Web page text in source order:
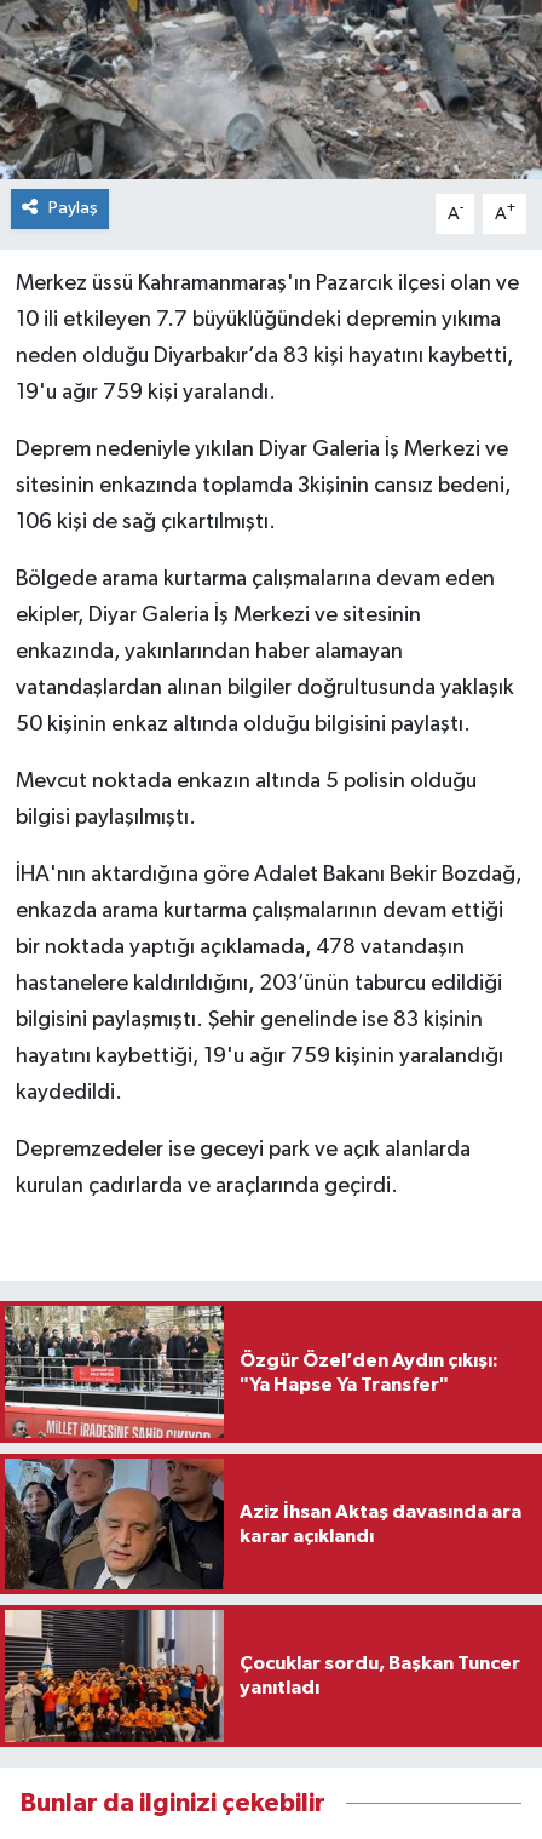
Paylaş A- A+
Merkez üssü Kahramanmaraş'ın Pazarcık ilçesi olan ve
10 ili etkileyen 7.7 büyüklüğündeki depremin yıkıma
neden olduğu Diyarbakır’da 83 kişi hayatını kaybetti,
19'u ağır 759 kişi yaralandı.
Deprem nedeniyle yıkılan Diyar Galeria İş Merkezi ve
sitesinin enkazında toplamda 3kişinin cansız bedeni,
106 kişi de sağ çıkartılmıştı.
Bölgede arama kurtarma çalışmalarına devam eden
ekipler, Diyar Galeria İş Merkezi ve sitesinin
enkazında, yakınlarından haber alamayan
vatandaşlardan alınan bilgiler doğrultusunda yaklaşık
50 kişinin enkaz altında olduğu bilgisini paylaştı.
Mevcut noktada enkazın altında 5 polisin olduğu
bilgisi paylaşılmıştı.
İHA'nın aktardığına göre Adalet Bakanı Bekir Bozdağ,
enkazda arama kurtarma çalışmalarının devam ettiği
bir noktada yaptığı açıklamada, 478 vatandaşın
hastanelere kaldırıldığını, 203’ünün taburcu edildiği
bilgisini paylaşmıştı. Şehir genelinde ise 83 kişinin
hayatını kaybettiği, 19'u ağır 759 kişinin yaralandığı
kaydedildi.
Depremzedeler ise geceyi park ve açık alanlarda
kurulan çadırlarda ve araçlarında geçirdi.
Özgür Özel’den Aydın çıkışı:
"Ya Hapse Ya Transfer"
Aziz İhsan Aktaş davasında ara
karar açıklandı
Çocuklar sordu, Başkan Tuncer
yanıtladı
Bunlar da ilginizi çekebilir